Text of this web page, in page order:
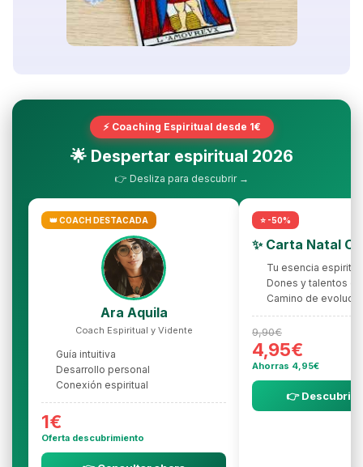
⚡ Coaching Espiritual desde 1€
🌟 Despertar espiritual 2026
👉 Desliza para descubrir →
👑 COACH DESTACADA
Ara Aquila
Coach Espiritual y Vidente
Guía intuitiva
Desarrollo personal
Conexión espiritual
1€
Oferta descubrimiento
⭐ -50%
✨ Carta Natal
Tu esencia
Dones y talentos
Camino de
9,90€
4,95€
Ahorras 4,95€
👉 Descubrir